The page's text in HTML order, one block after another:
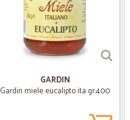
GARDIN
Gardin miele eucalipto ita gr.400